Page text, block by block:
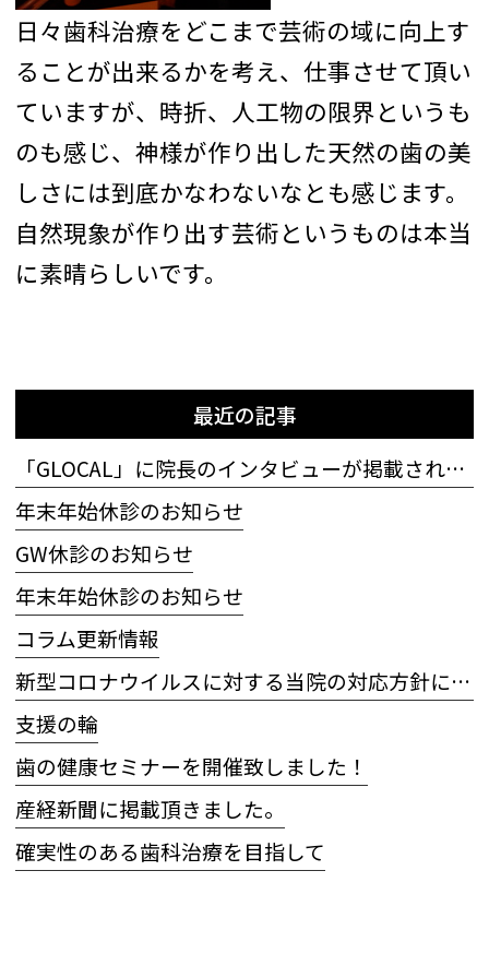
日々歯科治療をどこまで芸術の域に向上す
ることが出来るかを考え、仕事させて頂い
ていますが、時折、人工物の限界というも
のも感じ、神様が作り出した天然の歯の美
しさには到底かなわないなとも感じます。
自然現象が作り出す芸術というものは本当
に素晴らしいです。
最近の記事
「GLOCAL」に院長のインタビューが掲載されました
年末年始休診のお知らせ
GW休診のお知らせ
年末年始休診のお知らせ
コラム更新情報
新型コロナウイルスに対する当院の対応方針について
支援の輪
歯の健康セミナーを開催致しました！
産経新聞に掲載頂きました。
確実性のある歯科治療を目指して